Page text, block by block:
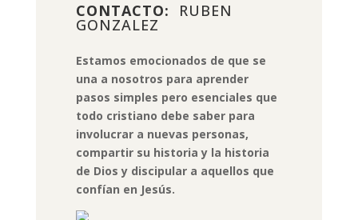
CONTACTO:
RUBEN
GONZALEZ
Estamos emocionados de que se
una a nosotros para aprender
pasos simples pero esenciales que
todo cristiano debe saber para
involucrar a nuevas personas,
compartir su historia y la historia
de Dios y discipular a aquellos que
confían en Jesús.